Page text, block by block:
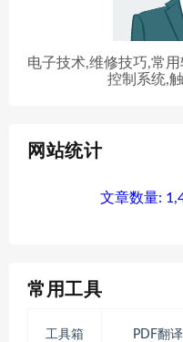
电子技术,维修技巧,常
控制系统,
网站统计
文章数量:
常用工具
工具箱 PDF翻译